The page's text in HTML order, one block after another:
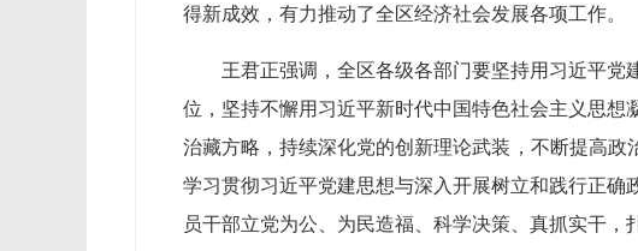
得新成效，有力推动了全区经济社会发展各项工作。
王君正强调，全区各级各部门要坚持用习近平
位，坚持不懈用习近平新时代中国特色社会主义思
治藏方略，持续深化党的创新理论武装，不断提高
学习贯彻习近平党建思想与深入开展树立和践行正
员干部立党为公、为民造福、科学决策、真抓实干